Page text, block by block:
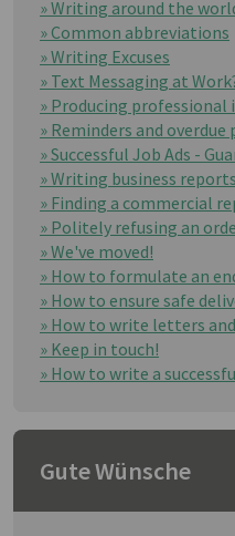
» Writing around the
» Common abbreviations
» Writing Excuses
» Text Messaging at
» Producing professional
» Reminders and
» Successful Job Ads -
» Writing business reports
» Finding a commercial
» Politely refusing an
» We've moved!
» How to formulate an
» How to ensure safe
» How to write letters
» Keep in touch!
» How to write a
Gute Wünsche